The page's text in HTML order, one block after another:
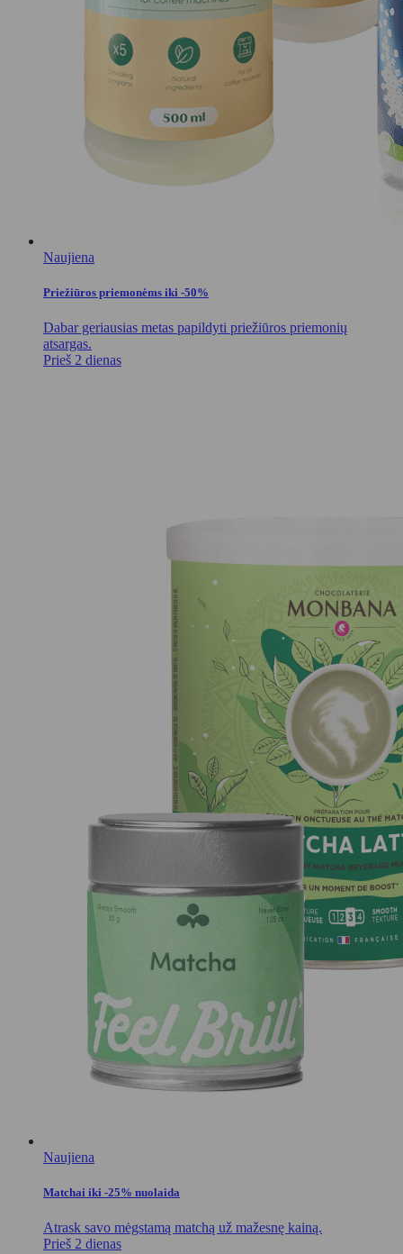
Naujiena
Priežiūros priemonėms iki -50%
Dabar geriausias metas papildyti priežiūros priemonių
atsargas.
Prieš 2 dienas
Naujiena
Matchai iki -25% nuolaida
Atrask savo mėgstamą matchą už mažesnę kainą.
Prieš 2 dienas